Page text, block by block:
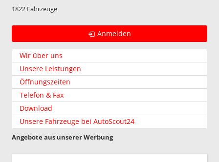
1822 Fahrzeuge
Anmelden
Wir über uns
Unsere Leistungen
Öffnungszeiten
Telefon & Fax
Download
Unsere Fahrzeuge bei AutoScout24
Angebote aus unserer Werbung